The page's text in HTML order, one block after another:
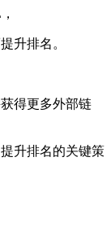
升排名‌。
得更多外部链
升排名的关键策